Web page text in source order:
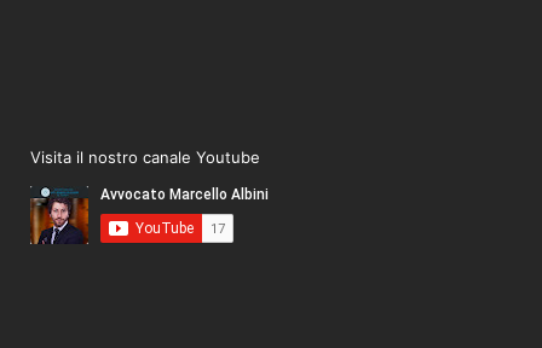
Visita il nostro canale Youtube